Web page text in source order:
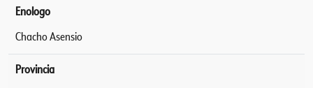
Enologo
Chacho Asensio
Provincia